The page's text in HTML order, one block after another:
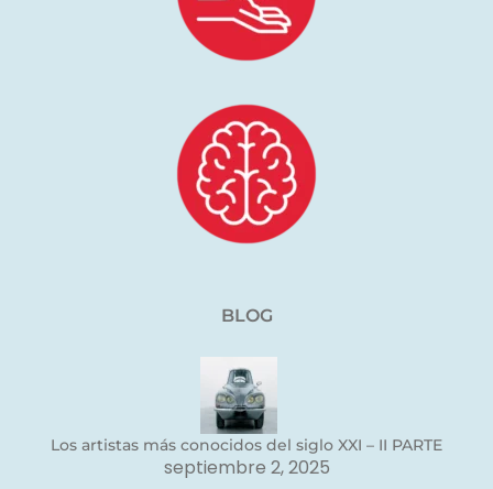
BLOG
Los artistas más conocidos del siglo XXI – II PARTE
septiembre 2, 2025